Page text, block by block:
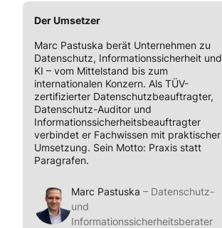
Der Umsetzer
Marc Pastuska berät Unternehmen zu
Datenschutz, Informationssicherheit und
KI – vom Mittelstand bis zum
internationalen Konzern. Als TÜV-
zertifizierter Datenschutzbeauftragter,
Datenschutz-Auditor und
Informationssicherheitsbeauftragter
verbindet er Fachwissen mit praktischer
Umsetzung. Sein Motto: Praxis statt
Paragrafen.
Marc Pastuska – Datenschutz-
und
Informationssicherheitsberater